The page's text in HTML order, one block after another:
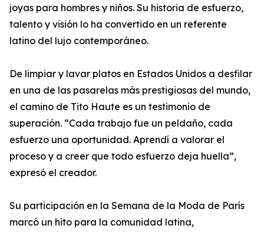
joyas para hombres y niños. Su historia de esfuerzo,
talento y visión lo ha convertido en un referente
latino del lujo contemporáneo.
De limpiar y lavar platos en Estados Unidos a desfilar
en una de las pasarelas más prestigiosas del mundo,
el camino de Tito Haute es un testimonio de
superación. “Cada trabajo fue un peldaño, cada
esfuerzo una oportunidad. Aprendí a valorar el
proceso y a creer que todo esfuerzo deja huella”,
expresó el creador.
Su participación en la Semana de la Moda de París
marcó un hito para la comunidad latina,